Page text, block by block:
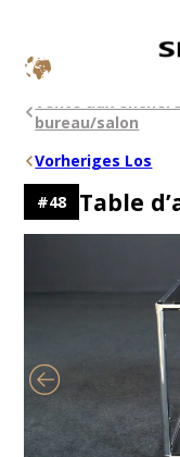
Aller
contenu
Vente aux
bureau/salon
Vorheriges Los
#48 Table